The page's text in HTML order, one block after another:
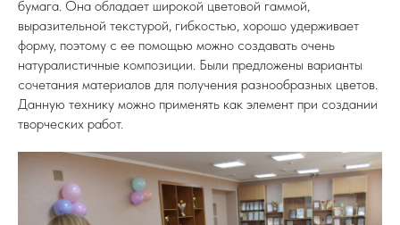
бумага. Она обладает широкой цветовой гаммой,
выразительной текстурой, гибкостью, хорошо удерживает
форму, поэтому с ее помощью можно создавать очень
натуралистичные композиции. Были предложены варианты
сочетания материалов для получения разнообразных цветов.
Данную технику можно применять как элемент при создании
творческих работ.